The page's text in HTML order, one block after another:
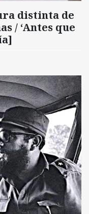
distinta de
/ ‘Antes que